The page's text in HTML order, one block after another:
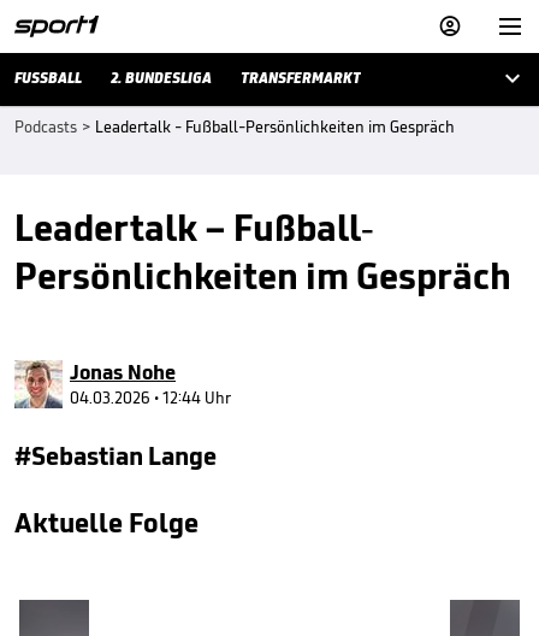


FUSSBALL 2. BUNDESLIGA TRANSFERMARKT 
Podcasts > Leadertalk - Fußball-Persönlichkeiten im Gespräch
Leadertalk – Fußball-
Persönlichkeiten im Gespräch
Jonas Nohe
04.03.2026 • 12:44 Uhr
#Sebastian Lange
Aktuelle Folge